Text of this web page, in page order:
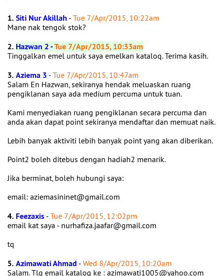
1.Siti Nur Akillah - Tue 7/Apr/2015, 10:22am
Mane nak tengok stok?
2. Hazwan 2-Tue 7/Apr/2015, 10:33am
Tinggalkan emel untuk saya emelkan kataloq. Terima kasih.
3.Aziema 3 - Tue 7/Apr/2015, 10:47am
Salam En Hazwan, sekiranya hendak meluaskan ruang
pengiklanan saya ada medium percuma untuk tuan.
Kami menyediakan ruang pengiklanan secara percuma dan
anda akan dapat point sekiranya mendaftar dan memuat naik.
Lebih banyak aktiviti lebih banyak point yang akan diberikan.
Point2 boleh ditebus dengan hadiah2 menarik.
Jika berminat, boleh hubungi saya:
email: aziemasininet@gmail.com
4. Feezaxis - Tue 7/Apr/2015, 12:02pm
email kat saya - nurhafiza.jaafar@gmail.com
tq
5.Azimawati Ahmad - Wed 8/Apr/2015, 10:20am
Salam. Tlg email katalog ke : azimawati1005@yahoo.com